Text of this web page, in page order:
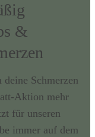
&
deine Schmerzen
Aktion mehr
für unseren
immer auf dem